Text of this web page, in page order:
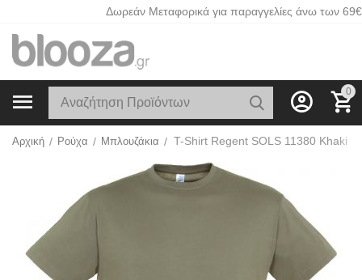
Δωρεάν Μεταφορικά για παραγγελίες άνω των 69€
0
Αρχική / Ρούχα / Μπλουζάκια / T-Shirt Regent SOLS 11380 Khaki